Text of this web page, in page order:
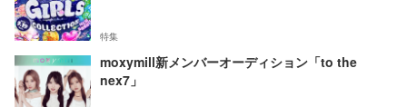
特集
moxymill新メンバーオーディション「to the
nex7」